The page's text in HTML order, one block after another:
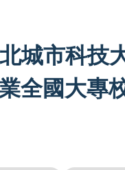
城市科技
全國大專